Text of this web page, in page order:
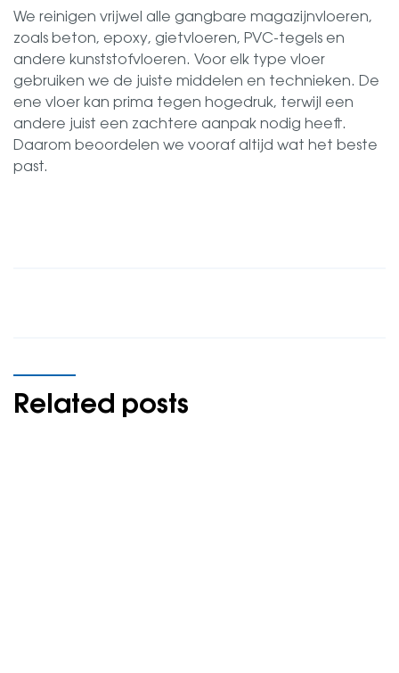
We reinigen vrijwel alle gangbare magazijnvloeren,
zoals beton, epoxy, gietvloeren, PVC-tegels en
andere kunststofvloeren. Voor elk type vloer
gebruiken we de juiste middelen en technieken. De
ene vloer kan prima tegen hogedruk, terwijl een
andere juist een zachtere aanpak nodig heeft.
Daarom beoordelen we vooraf altijd wat het beste
past.
Related posts